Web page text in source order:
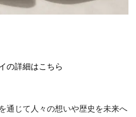
の詳細はこちら
通じて人々の想いや歴史を未来へ